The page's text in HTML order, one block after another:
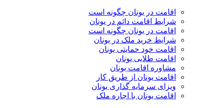
اقامت در یونان چگونه است
شرایط اقامت دائم در یونان
اقامت در یونان چگونه است
شرایط خرید ملک در یونان
اقامت خود حمایتی یونان
اقامت طلایی یونان
مشاوره اقامت یونان
اقامت یونان از طریق کار
ویزای سرمایه گذاری یونان
اقامت یونان با اجاره ملک